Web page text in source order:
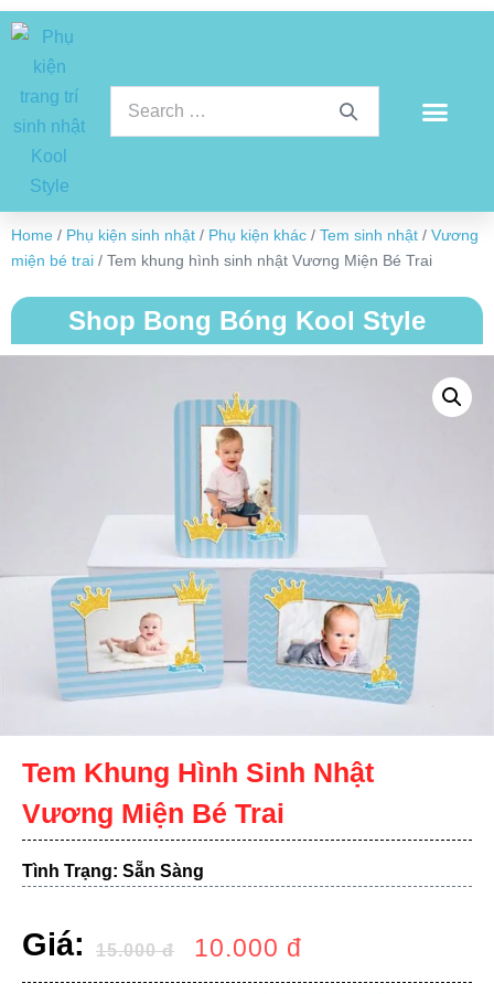
Home / Phụ kiện sinh nhật / Phụ kiện khác / Tem sinh nhật / Vương
miện bé trai / Tem khung hình sinh nhật Vương Miện Bé Trai
Shop Bong Bóng Kool Style
Tem Khung Hình Sinh Nhật
Vương Miện Bé Trai
Tình Trạng: Sẵn Sàng
Giá: 15.000đ 10.000 đ